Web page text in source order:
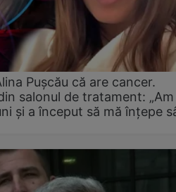
Pușcău că are cancer.
salonul de tratament:
și a început să mă înțepe